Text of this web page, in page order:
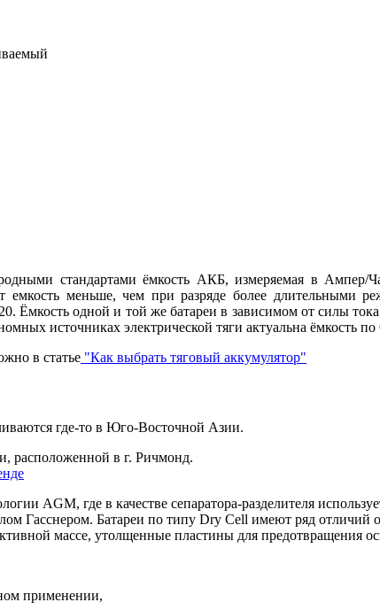
стандартами ёмкость АКБ, измеряемая в Ампер/
меньше, чем при разряде более длительными
Ёмкость одной и той же батареи в зависимом от силы
источниках электрической тяги актуальна ёмкость по
в статье "Как выбрать тяговый аккумулятор"
где-то в Юго-Восточной Азии.
расположенной в г. Ричмонд.
AGM, где в качестве сепаратора-разделителя
Гасснером. Батареи по типу Dry Cell имеют ряд
массе, утолщенные пластины для предотвращения
применении,